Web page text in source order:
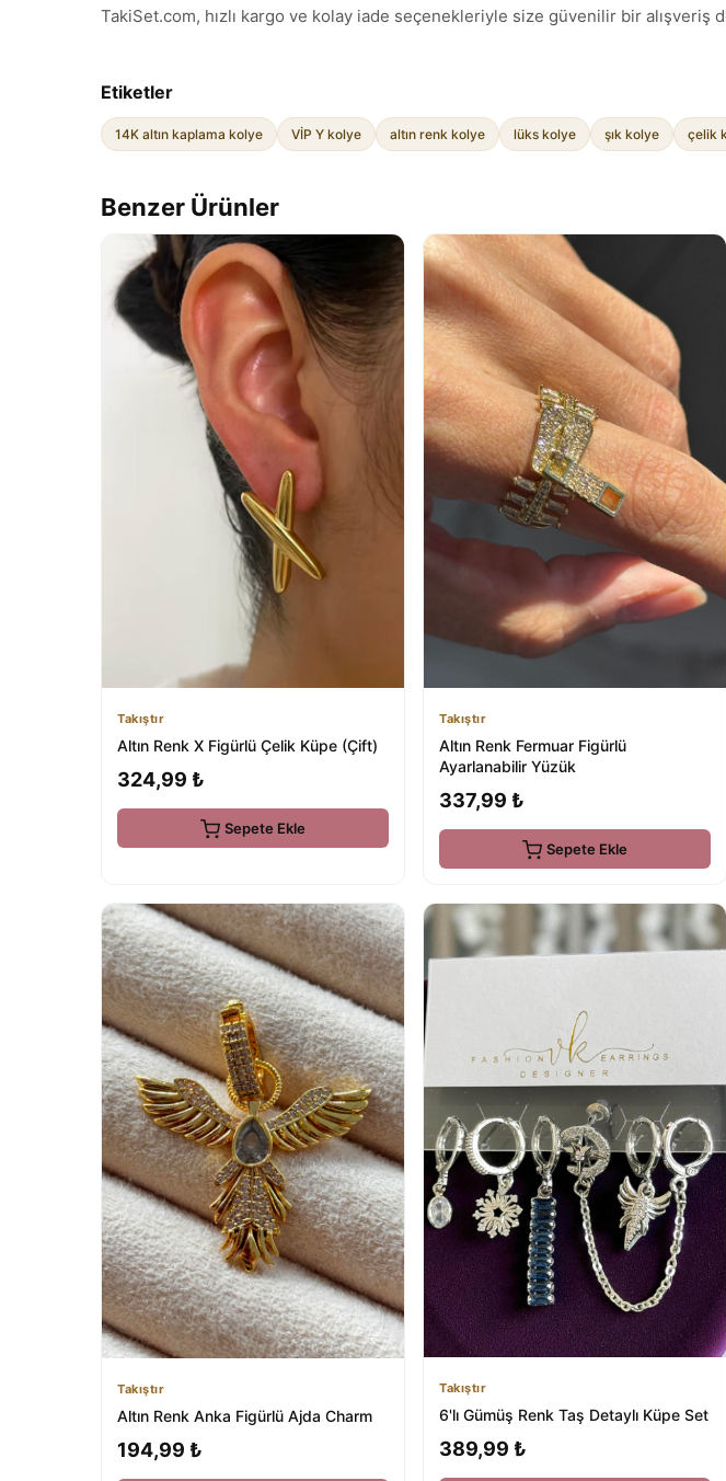
TakiSet.com, hızlı kargo ve kolay iade seçenekleriyle size güvenilir bir alışveriş
Etiketler
14K altın kaplama kolye VİP Y kolye altın renk kolye lüks kolye şık kolye çelik
Benzer Ürünler
Takıştır
Altın Renk X Figürlü Çelik Küpe (Çift)
324,99 ₺
Sepete Ekle
Takıştır
Altın Renk Fermuar Figürlü
Ayarlanabilir Yüzük
337,99 ₺
Sepete Ekle
Takıştır
Altın Renk Anka Figürlü Ajda Charm
194,99 ₺
Takıştır
6'lı Gümüş Renk Taş Detaylı Küpe Set
389,99 ₺